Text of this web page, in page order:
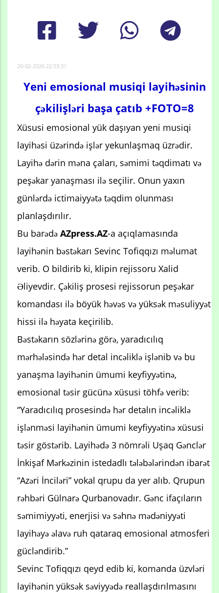
20-02-2026 22:53:31
Yeni emosional musiqi layihəsinin
çəkilişləri başa çatıb +FOTO=8
Xüsusi emosional yük daşıyan yeni musiqi
layihəsi üzərində işlər yekunlaşmaq üzrədir.
Layihə dərin məna çaları, səmimi təqdimatı və
peşəkar yanaşması ilə seçilir. Onun yaxın
günlərdə ictimaiyyətə təqdim olunması
planlaşdırılır.
Bu barədə AZpress.AZ-a açıqlamasında
layihənin bəstəkarı Sevinc Tofiqqızı məlumat
verib. O bildirib ki, klipin rejissoru Xalid
Əliyevdir. Çəkiliş prosesi rejissorun peşəkar
komandası ilə böyük həvəs və yüksək məsuliyyət
hissi ilə həyata keçirilib.
Bəstəkarın sözlərinə görə, yaradıcılıq
mərhələsində hər detal incəliklə işlənib və bu
yanaşma layihənin ümumi keyfiyyətinə,
emosional təsir gücünə xüsusi töhfə verib:
“Yaradıcılıq prosesində hər detalın incəliklə
işlənməsi layihənin ümumi keyfiyyətinə xüsusi
təsir göstərib. Layihədə 3 nömrəli Uşaq Gənclər
İnkişaf Mərkəzinin istedadlı tələbələrindən ibarət
“Azəri İnciləri” vokal qrupu da yer alıb. Qrupun
rəhbəri Gülnarə Qurbanovadır. Gənc ifaçıların
səmimiyyəti, enerjisi və səhnə mədəniyyəti
layihəyə əlavə ruh qataraq emosional atmosferi
gücləndirib.”
Sevinc Tofiqqızı qeyd edib ki, komanda üzvləri
layihənin yüksək səviyyədə reallaşdırılmasını